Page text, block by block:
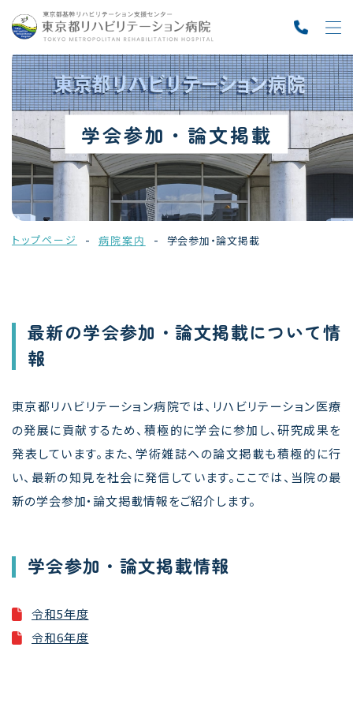
学会参加・論文掲載
トップページ 病院案内 学会参加・論文掲載
最新の学会参加・論文掲載について情
報
東京都リハビリテーション病院では、リハビリテーション医療
の発展に貢献するため、積極的に学会に参加し、研究成果を
発表しています。また、学術雑誌への論文掲載も積極的に行
い、最新の知見を社会に発信しています。ここでは、当院の最
新の学会参加・論文掲載情報をご紹介します。
学会参加・論文掲載情報
令和5年度
令和6年度